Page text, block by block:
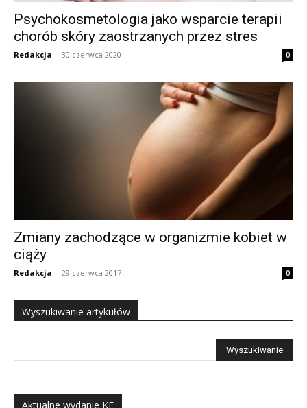
Psychokosmetologia jako wsparcie terapii
chorób skóry zaostrzanych przez stres
Redakcja - 30 czerwca 2020 0
Zmiany zachodzące w organizmie kobiet w
ciąży
Redakcja - 29 czerwca 2017 0
Wyszukiwanie artykułów
Aktualne wydanie KE